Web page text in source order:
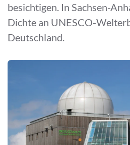
besichtigen. In Sachsen-
Dichte an UNESCO-
Deutschland.